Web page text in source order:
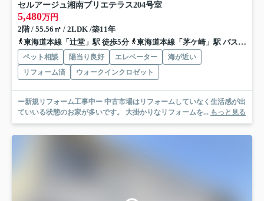
セルアージュ湘南ブリエテラス204号室
5,480万円
2階 / 55.56㎡ / 2LDK /築11年
東海道本線「辻堂」駅 徒歩5分
東海道本線「茅ケ崎」駅 バス13分 神奈川中央交通「辻堂駅西口」 停歩8分
ペット相談 陽当り良好 エレベーター
海が近い
リフォーム済
ウォークインクロゼット
ー新規リフォーム工事中ー 中古市場はリフォームしていなく生活感が出
ていいる状態のお家が多いです。 大掛かりなリフォームを... もっと見る